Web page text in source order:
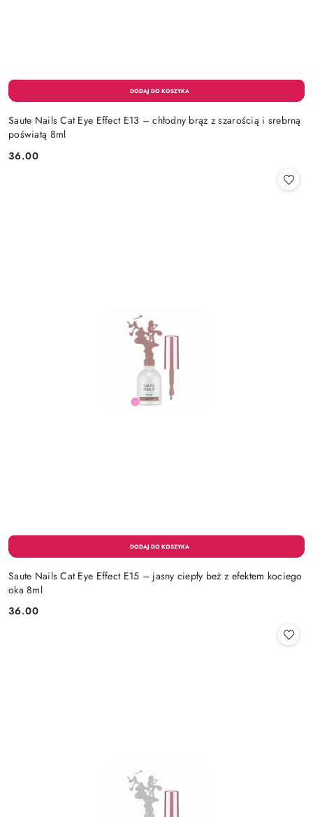
Saute Nails Cat Eye Effect E13 – chłodny brąz z szarością i srebrną
poświatą 8ml
Cena:
36.00
Saute Nails Cat Eye Effect E15 – jasny ciepły beż z efektem kociego
oka 8ml
Cena:
36.00